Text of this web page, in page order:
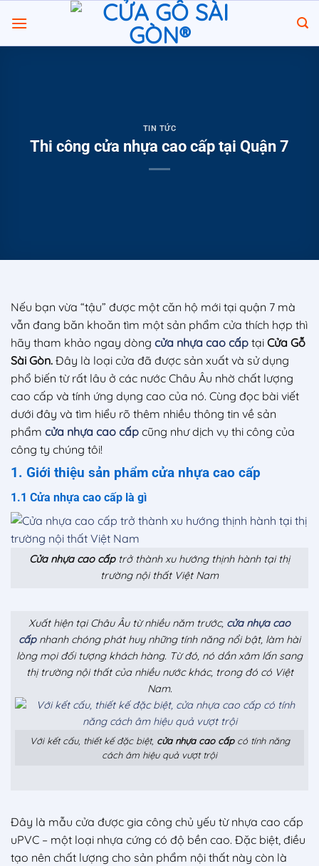
đến
nội
TIN TỨC
Thi công cửa nhựa cao cấp tại Quận 7
Nếu bạn vừa “tậu” được một căn hộ mới tại quận 7 mà
vẫn đang băn khoăn tìm một sản phẩm cửa thích hợp thì
hãy tham khảo ngay dòng cửa nhựa cao cấp tại Cửa Gỗ
Sài Gòn. Đây là loại cửa đã được sản xuất và sử dụng
phổ biến từ rất lâu ở các nước Châu Âu nhờ chất lượng
cao cấp và tính ứng dụng cao của nó. Cùng đọc bài viết
dưới đây và tìm hiểu rõ thêm nhiều thông tin về sản
phẩm cửa nhựa cao cấp cũng như dịch vụ thi công của
công ty chúng tôi!
1. Giới thiệu sản phẩm cửa nhựa cao cấp
1.1 Cửa nhựa cao cấp là gì
Cửa nhựa cao cấptrở thành xu hướng thịnh hành tại thị
trường nội thất Việt Nam
Xuất hiện tại Châu Âu từ nhiều năm trước, cửa nhựa cao
cấp nhanh chóng phát huy những tính năng nổi bật, làm hài
lòng mọi đối tượng khách hàng. Từ đó, nó dần xâm lấn sang
thị trường nội thất của nhiều nước khác, trong đó có Việt
Nam.
Với kết cấu, thiết kế đặc biệt, cửa nhựa cao cấpcó tính năng
cách âm hiệu quả vượt trội
Đây là mẫu cửa được gia công chủ yếu từ nhựa cao cấp
uPVC – một loại nhựa cứng có độ bền cao. Đặc biệt, điều
tạo nên chất lượng cho sản phẩm nội thất này còn là